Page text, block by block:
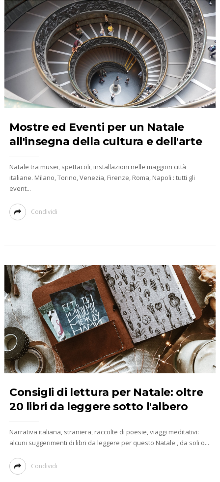
Mostre ed Eventi per un Natale
all'insegna della cultura e dell'arte
Natale tra musei, spettacoli, installazioni nelle maggiori città
italiane. Milano, Torino, Venezia, Firenze, Roma, Napoli : tutti gli
event...
Condividi
Consigli di lettura per Natale: oltre
20 libri da leggere sotto l'albero
Narrativa italiana, straniera, raccolte di poesie, viaggi meditativi:
alcuni suggerimenti di libri da leggere per questo Natale , da soli o...
Condividi